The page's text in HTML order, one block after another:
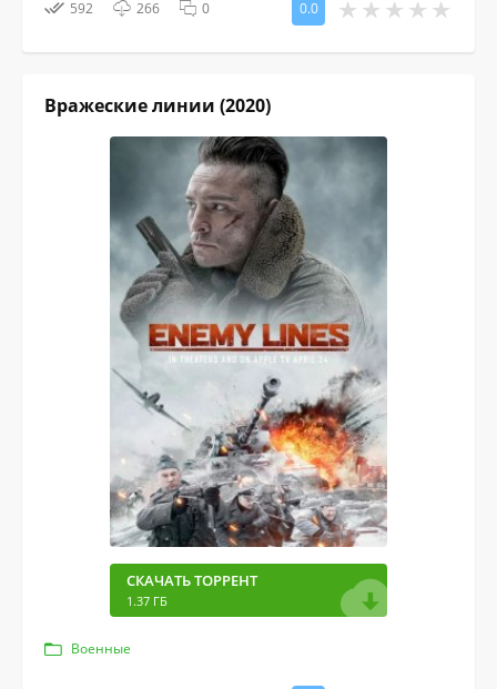
592 266 0 0.0
Вражеские линии (2020)
СКАЧАТЬ ТОРРЕНТ
1.37 ГБ
Военные